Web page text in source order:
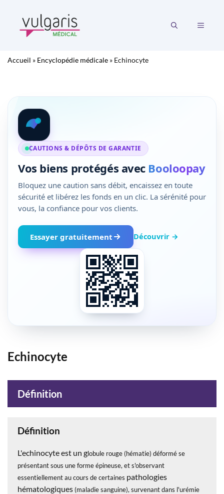
contenu
MENU
Accueil » Encyclopédie médicale » Echinocyte
CAUTIONS & DÉPÔTS DE GARANTIE
Vos biens protégés avec Booloopay
Bloquez une caution sans débit, encaissez en toute
sécurité et libérez les fonds en un clic. La sérénité pour
vous, la confiance pour vos clients.
Essayer gratuitement Découvrir →
Echinocyte
Définition
Définition
L'echinocyte est un globule rouge (hématie) déformé se
présentant sous une forme épineuse, et s'observant
essentiellement au cours de certaines pathologies
hématologiques (maladie sanguine), survenant dans l'urémie